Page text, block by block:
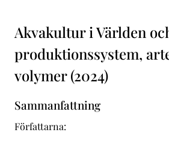
Akvakultur i Världen
produktionssystem,
volymer (2024)
Sammanfattning
Författarna: